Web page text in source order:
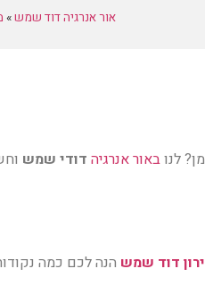
אור אנרגיה דוד שמש»
לנובאור אנרגיה דודי שמש
דוד שמש הנה לכם כמה